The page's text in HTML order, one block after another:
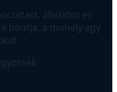
allasidot es
bontja, a muhely egy